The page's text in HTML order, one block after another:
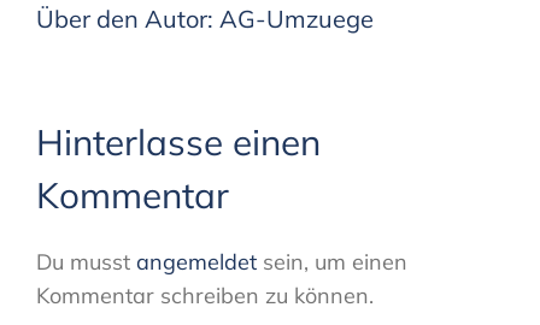
Über den Autor: AG-Umzuege
Hinterlasse einen
Kommentar
Du musst angemeldet sein, um einen
Kommentar schreiben zu können.